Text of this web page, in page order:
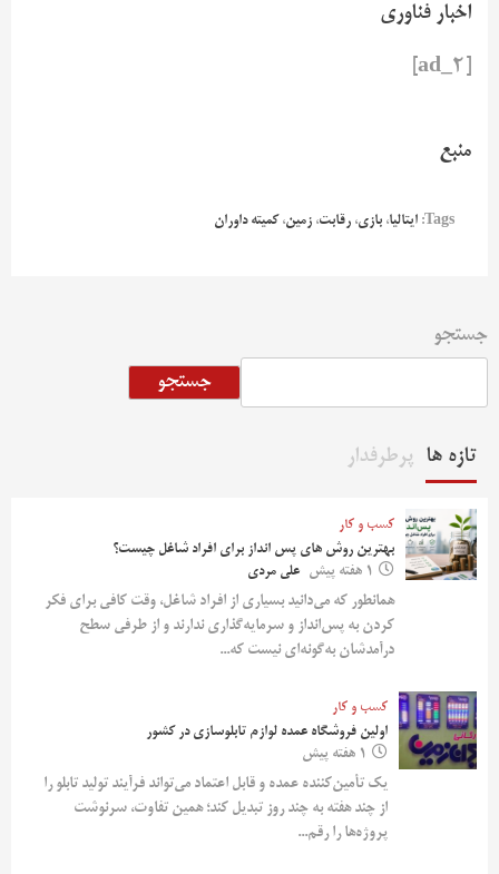
اخبار فناوری
منبع
Tags: ایتالیا، بازی، رقابت، زمین، کمیته داوران
جستجو
جستجو
تازه ها پرطرفدار
کسب و کار
بهترین روش‌ های پس‌ انداز برای افراد شاغل چیست؟
1 هفته پیش
علی مردی
همانطور که می‌دانید بسیاری از افراد شاغل، وقت کافی برای فکر
کردن به پس‌انداز و سرمایه‌گذاری ندارند و از طرفی سطح
درآمدشان به‌گونه‌ای نیست که...
کسب و کار
اولین فروشگاه عمده لوازم تابلوسازی در کشور
1 هفته پیش
یک تأمین‌کننده عمده و قابل اعتماد می‌تواند فرآیند تولید تابلو را
از چند هفته به چند روز تبدیل کند؛ همین تفاوت، سرنوشت
پروژه‌ها را رقم...